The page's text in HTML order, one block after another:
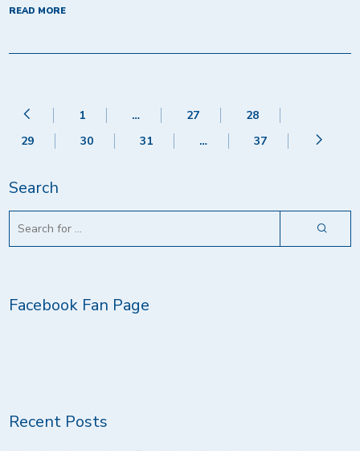
READ MORE
1 … 27
28
29
30 31 … 37
Search
Facebook Fan Page
Recent Posts